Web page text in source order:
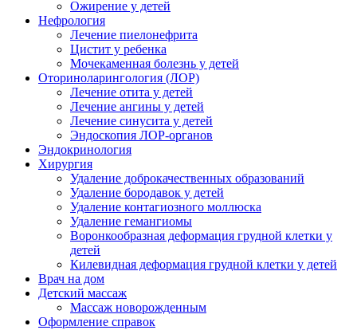
Ожирение у детей
Нефрология
Лечение пиелонефрита
Цистит у ребенка
Мочекаменная болезнь у детей
Оториноларингология (ЛОР)
Лечение отита у детей
Лечение ангины у детей
Лечение синусита у детей
Эндоскопия ЛОР-органов
Эндокринология
Хирургия
Удаление доброкачественных образований
Удаление бородавок у детей
Удаление контагиозного моллюска
Удаление гемангиомы
Воронкообразная деформация грудной клетки у
детей
Килевидная деформация грудной клетки у детей
Врач на дом
Детский массаж
Массаж новорожденным
Оформление справок